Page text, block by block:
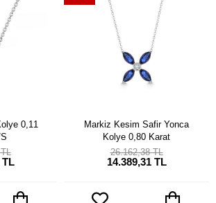
0,11
TL
Markiz Kesim Safir Yonca
Kolye 0,80 Karat
14.389,31 TL
26.162,38 TL